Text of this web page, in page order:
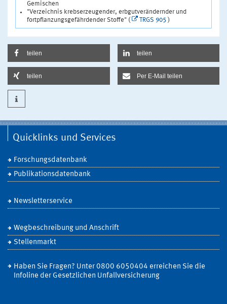
Gemischen
"Verzeichnis krebserzeugender, erbgutverändernder und
fortpflanzungsgefährdender Stoffe" (
TRGS 905 )
teilen teilen
teilen Per E-Mail teilen
Quicklinks und Services
Forschungsdatenbank
Publikationsdatenbank
Newsletterservice
Wegbeschreibung und Anschrift
Stellenmarkt
Haben Sie Fragen? Unter 0800 6050404 erreichen Sie die
Infoline der Gesetzlichen Unfallversicherung